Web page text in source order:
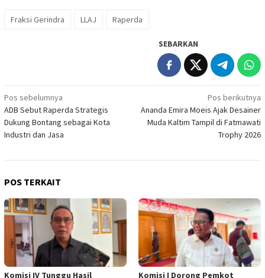
Fraksi Gerindra LLAJ Raperda
SEBARKAN
Navigasi
pos
Pos sebelumnya
ADB Sebut Raperda Strategis
Dukung Bontang sebagai Kota
Industri dan Jasa
Pos berikutnya
Ananda Emira Moeis Ajak Desainer
Muda Kaltim Tampil di Fatmawati
Trophy 2026
POS TERKAIT
Komisi IV Tunggu Hasil Komisi I Dorong Pemkot